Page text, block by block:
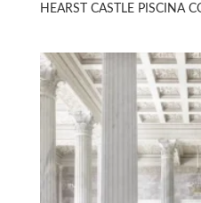
HEARST CASTLE PISCINA